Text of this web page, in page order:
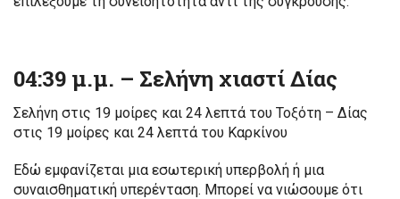
04:39 μ.μ. – Σελήνη χιαστί Δίας
Σελήνη στις 19 μοίρες και 24 λεπτά του Τοξότη – Δίας
στις 19 μοίρες και 24 λεπτά του Καρκίνου
Εδώ εμφανίζεται μια εσωτερική υπερβολή ή μια
συναισθηματική υπερένταση. Μπορεί να νιώσουμε ότι